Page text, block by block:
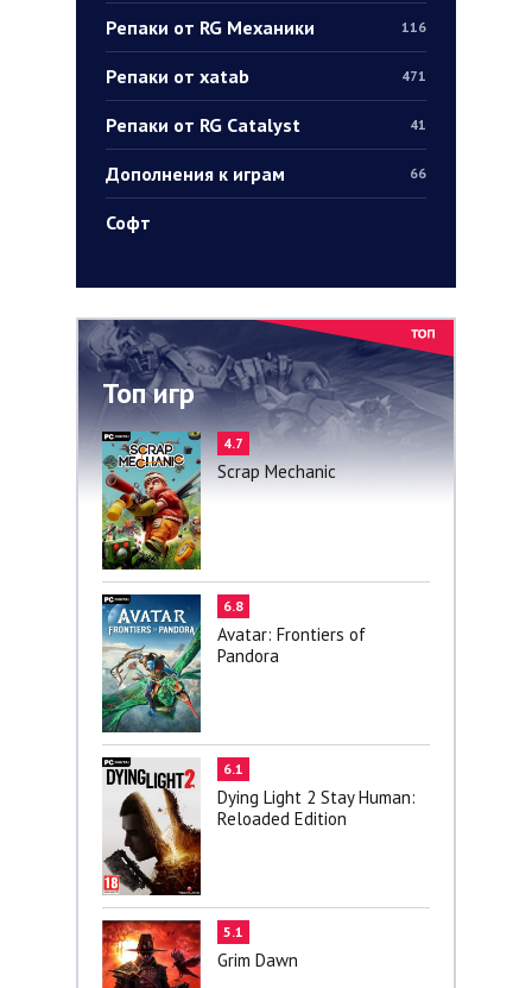
Репаки от RG Механики 116
Репаки от xatab 471
Репаки от RG Catalyst 41
Дополнения к играм 66
Софт
Топ игр
4.7
Scrap Mechanic
6.8
Avatar: Frontiers of
Pandora
6.1
Dying Light 2 Stay Human:
Reloaded Edition
5.1
Grim Dawn